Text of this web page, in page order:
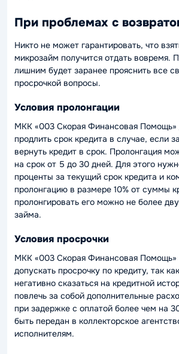
При проблемах с
Никто не может гарантировать, что
микрозайм получится отдать вовремя.
лишним будет заранее прояснить все
просрочкой вопросы.
Условия пролонгации
МКК «003 Скорая Финансовая Помощь»
продлить срок кредита в случае, если
вернуть кредит в срок. Пролонгация
на срок от 5 до 30 дней. Для этого
проценты за текущий срок кредита и
пролонгацию в размере 10% от суммы
пролонгировать его можно не более
займа.
Условия просрочки
МКК «003 Скорая Финансовая Помощь»
допускать просрочку по кредиту, так
негативно сказаться на кредитной
повлечь за собой дополнительные
при задержке с оплатой более чем на
быть передан в коллекторское
исполнителям.